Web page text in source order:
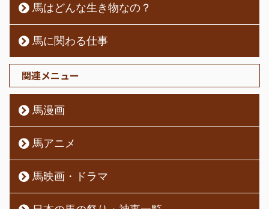
馬はどんな生き物なの？
馬に関わる仕事
関連メニュー
馬漫画
馬アニメ
馬映画・ドラマ